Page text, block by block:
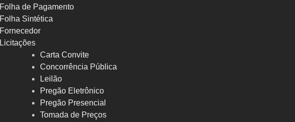
Folha de Pagamento
Folha Sintética
Fornecedor
Licitações
Carta Convite
Concorrência Pública
Leilão
Pregão Eletrônico
Pregão Presencial
Tomada de Preços